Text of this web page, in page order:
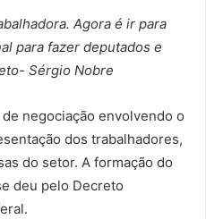
Agora é ir para
para fazer deputados e
Sérgio Nobre
negociação envolvendo o
dos trabalhadores,
do setor. A formação do
deu pelo Decreto